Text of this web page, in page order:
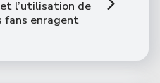
l’utilisation de
fans enragent